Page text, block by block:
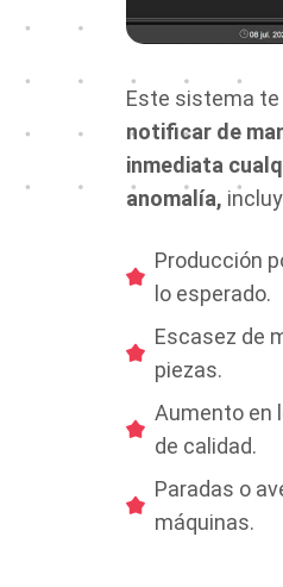
Este sistema
notificar de
inmediata
anomalía,
Producción
lo esperado.
Escasez de
piezas.
Aumento en
de calidad.
Paradas o
máquinas.